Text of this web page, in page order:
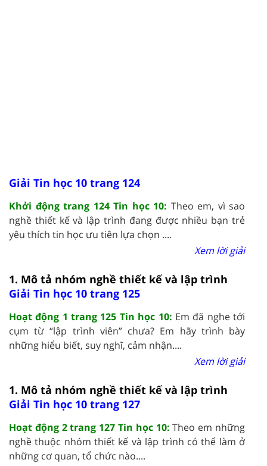
Giải Tin học 10 trang 124
Khởi động trang 124 Tin học 10: Theo em, vì sao
nghề thiết kế và lập trình đang được nhiều bạn trẻ
yêu thích tin học ưu tiên lựa chọn ....
Xem lời giải
1. Mô tả nhóm nghề thiết kế và lập trình
Giải Tin học 10 trang 125
Hoạt động 1 trang 125 Tin học 10: Em đã nghe tới
cụm từ “lập trình viên” chưa? Em hãy trình bày
những hiểu biết, suy nghĩ, cảm nhận....
Xem lời giải
1. Mô tả nhóm nghề thiết kế và lập trình
Giải Tin học 10 trang 127
Hoạt động 2 trang 127 Tin học 10: Theo em những
nghề thuộc nhóm thiết kế và lập trình có thể làm ở
những cơ quan, tổ chức nào....